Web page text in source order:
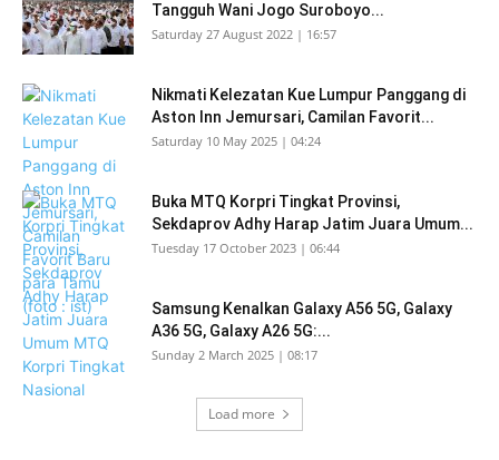
Tangguh Wani Jogo Suroboyo...
Saturday 27 August 2022 | 16:57
Nikmati Kelezatan Kue Lumpur Panggang di
Aston Inn Jemursari, Camilan Favorit...
Saturday 10 May 2025 | 04:24
Buka MTQ Korpri Tingkat Provinsi,
Sekdaprov Adhy Harap Jatim Juara Umum...
Tuesday 17 October 2023 | 06:44
Samsung Kenalkan Galaxy A56 5G, Galaxy
A36 5G, Galaxy A26 5G:...
Sunday 2 March 2025 | 08:17
Load more